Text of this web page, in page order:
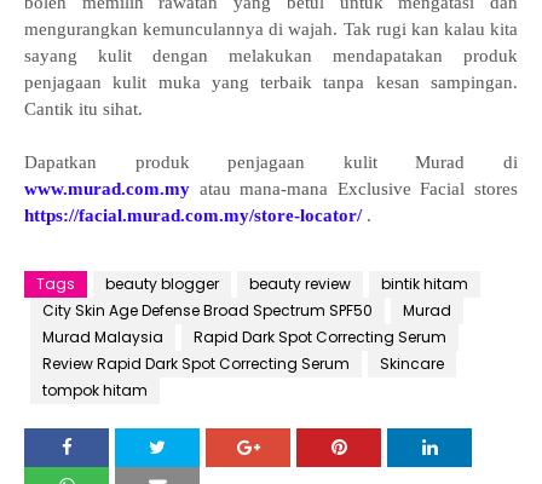
mengurangkan kemunculannya di wajah. Tak rugi kan kalau kita
sayang kulit dengan melakukan mendapatakan produk
penjagaan kulit muka yang terbaik tanpa kesan sampingan.
Cantik itu sihat.
Dapatkan produk penjagaan kulit Murad di
www.murad.com.my atau mana-mana Exclusive Facial stores
https://facial.murad.com.my/store-locator/.
Tags beauty blogger beauty review
bintik hitam
City Skin Age Defense Broad Spectrum SPF50
Murad
Murad Malaysia
Rapid Dark Spot Correcting Serum
Review Rapid Dark Spot Correcting Serum
Skincare
tompok hitam